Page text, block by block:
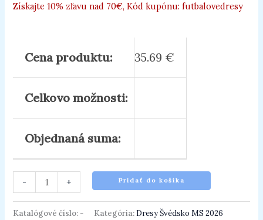
Získajte 10% zľavu nad 70€, Kód kupónu: futbalovedresy
Cena produktu: 35.69 €
Celkovo možnosti:
Objednaná suma:
- + Pridať do košíka
Katalógové číslo: - Kategória: Dresy Švédsko MS 2026